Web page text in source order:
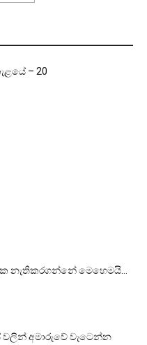
– 20
නැතිකරගන්නේ මෙහෙමයි…
අමාරුවේ වැටෙන්න